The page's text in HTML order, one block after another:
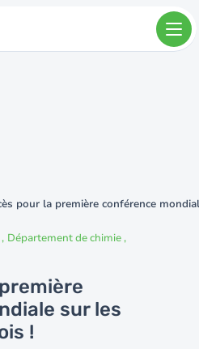
pour la première conférence
Département de chimie
sur les
!